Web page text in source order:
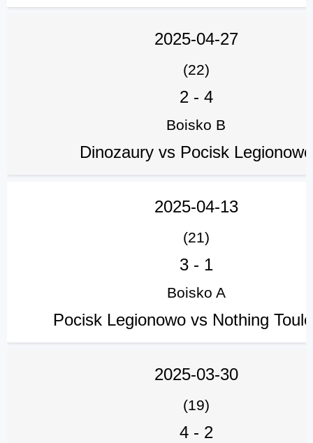
2025-04-27
(22)
2- 4
Boisko B
Dinozaury vs Pocisk Legionowo
2025-04-13
(21)
3- 1
Boisko A
Pocisk Legionowo vs Nothing
2025-03-30
(19)
4- 2